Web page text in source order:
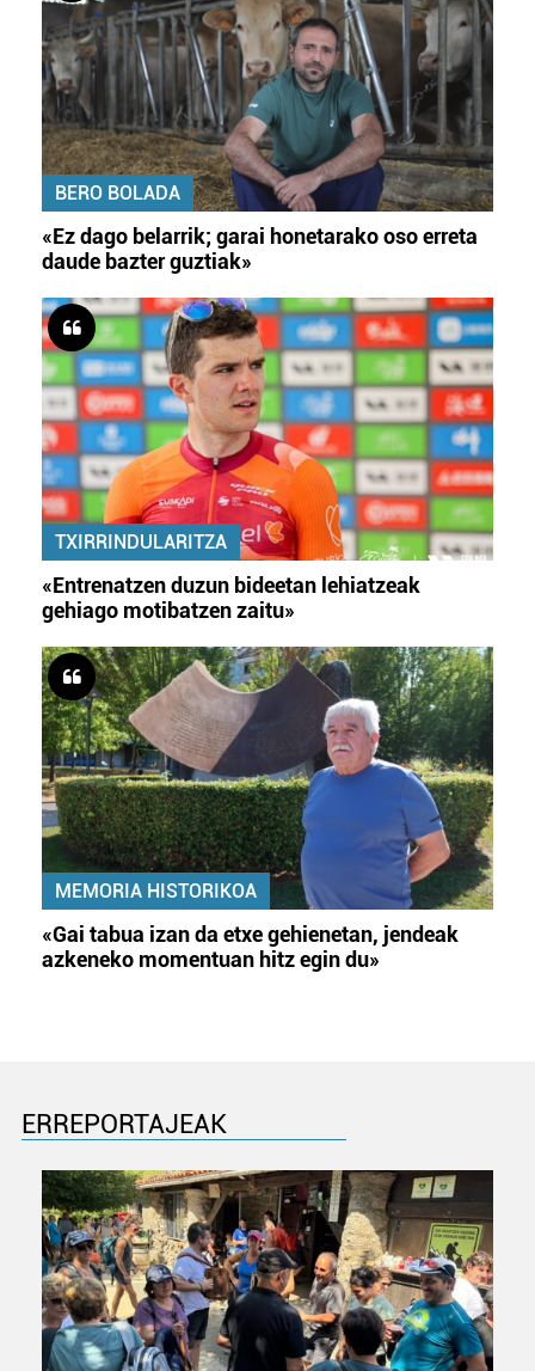
BERO BOLADA
«Ez dago belarrik; garai honetarako oso erreta
daude bazter guztiak»
TXIRRINDULARITZA
«Entrenatzen duzun bideetan lehiatzeak
gehiago motibatzen zaitu»
MEMORIA HISTORIKOA
«Gai tabua izan da etxe gehienetan, jendeak
azkeneko momentuan hitz egin du»
ERREPORTAJEAK